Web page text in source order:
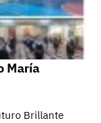
María
Brillante